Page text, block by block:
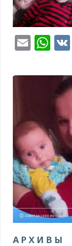
Email
АРХИВЫ